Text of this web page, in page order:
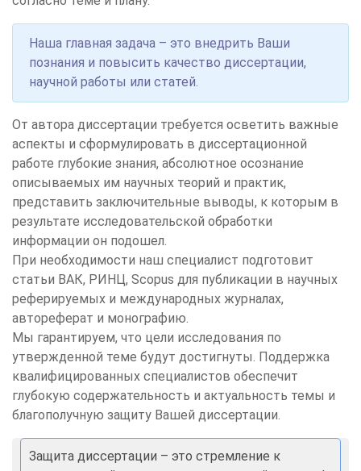
Наша главная задача – это внедрить Ваши
познания и повысить качество диссертации,
научной работы или статей.
От автора диссертации требуется осветить важные
аспекты и сформулировать в диссертационной
работе глубокие знания, абсолютное осознание
описываемых им научных теорий и практик,
представить заключительные выводы, к которым в
результате исследовательской обработки
информации он подошел.
При необходимости наш специалист подготовит
статьи ВАК, РИНЦ, Scopus для публикации в научных
реферируемых и международных журналах,
автореферат и монографию.
Мы гарантируем, что цели исследования по
утвержденной теме будут достигнуты. Поддержка
квалифицированных специалистов обеспечит
глубокую содержательность и актуальность темы и
благополучную защиту Вашей диссертации.
Защита диссертации – это стремление к